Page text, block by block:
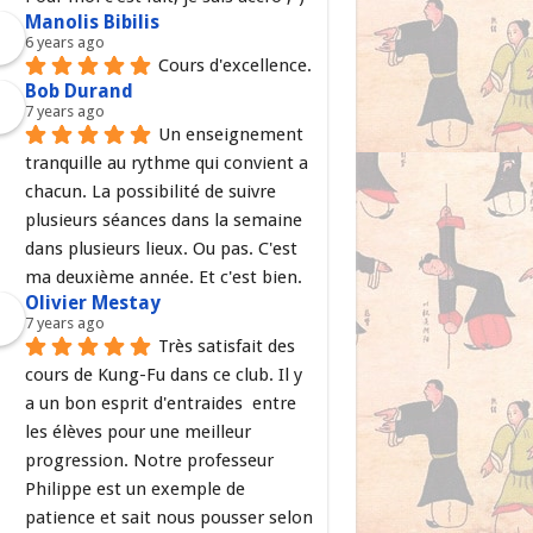
Manolis Bibilis
6 years ago
Cours d'excellence.
Bob Durand
7 years ago
Un enseignement
tranquille au rythme qui convient a
chacun. La possibilité de suivre
plusieurs séances dans la semaine
dans plusieurs lieux. Ou pas. C'est
ma deuxième année. Et c'est bien.
Olivier Mestay
7 years ago
Très satisfait des
cours de Kung-Fu dans ce club. Il y
a un bon esprit d'entraides  entre
les élèves pour une meilleur
progression. Notre professeur
Philippe est un exemple de
patience et sait nous pousser selon